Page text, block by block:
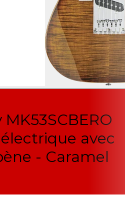
avec
- Caramel